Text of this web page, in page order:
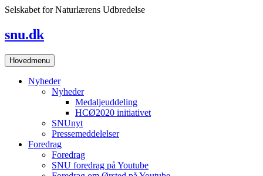
Skip
Selskabet for Naturlærens Udbredelse
snu.dk
Hovedmenu
Nyheder
Nyheder
Medaljeuddeling
HCØ2020 initiativet
SNUnyt
Pressemeddelelser
Foredrag
Foredrag
SNU foredrag på Youtube